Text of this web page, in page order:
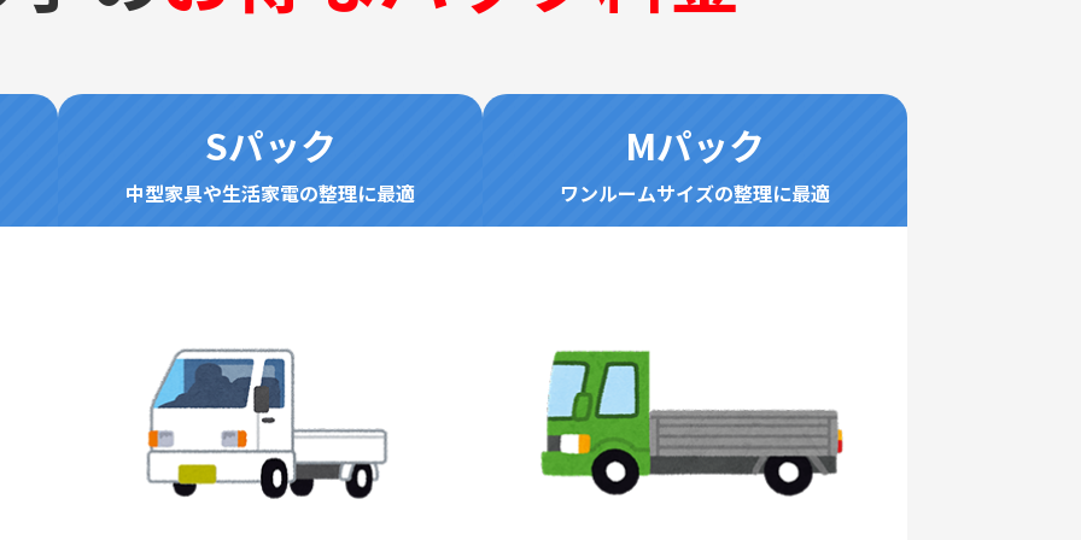
Sパック
中型家具や生活家電の整理に最適
Mパック
ワンルームサイズの整理に最適